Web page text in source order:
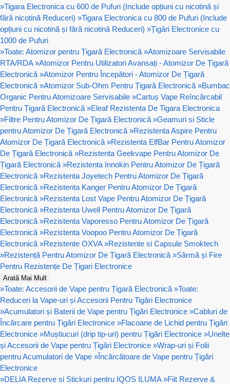
»Tigara Electronica cu 600 de Pufuri (Include opțiuni cu nicotină și
fără nicotină Reduceri) »Tigara Electronica cu 800 de Pufuri (Include
opțiuni cu nicotină și fără nicotină Reduceri) »Țigări Electronice cu
1000 de Pufuri
»Toate: Atomizor pentru Țigară Electronică »Atomizoare Servisabile
RTA/RDA »Atomizor Pentru Utilizatori Avansați - Atomizor De Țigară
Electronică »Atomizor Pentru Începători - Atomizor De Țigară
Electronică »Atomizor Sub-Ohm Pentru Țigară Electronică »Bumbac
Organic Pentru Atomizoare Servisabile »Cartuș Vape Reîncărcabil
Pentru Țigară Electronică »Eleaf Rezistenta De Tigara Electronica
»Filtre Pentru Atomizor De Țigară Electronică »Geamuri si Sticle
pentru Atomizor De Țigară Electronică »Rezistenta Aspire Pentru
Atomizor De Țigară Electronică »Rezistenta ElfBar Pentru Atomizor
De Țigară Electronică »Rezistenta Geekvape Pentru Atomizor De
Țigară Electronică »Rezistenta Innokin Pentru Atomizor De Țigară
Electronică »Rezistenta Joyetech Pentru Atomizor De Țigară
Electronică »Rezistenta Kanger Pentru Atomizor De Țigară
Electronică »Rezistenta Lost Vape Pentru Atomizor De Țigară
Electronică »Rezistenta Uwell Pentru Atomizor De Țigară
Electronică »Rezistenta Vaporesso Pentru Atomizor De Țigară
Electronică »Rezistenta Voopoo Pentru Atomizor De Țigară
Electronică »Rezistente OXVA »Rezistente si Capsule Smoktech
»Rezistență Pentru Atomizor De Țigară Electronică »Sârmă și Fire
Pentru Rezistențe De Țigari Electronice
Arată Mai Mult
»Toate: Accesorii de Vape pentru Țigară Electronică »Toate:
Reduceri la Vape-uri și Accesorii Pentru Tigări Electronice
»Acumulatori și Baterii de Vape pentru Țigări Electronice »Cabluri de
Încărcare pentru Țigări Electronice »Flacoane de Lichid pentru Țigări
Electronice »Muștiucuri (drip tip-uri) pentru Țigări Electronice »Unelte
și Accesorii de Vape pentru Țigări Electronice »Wrap-uri și Folii
pentru Acumulatori de Vape »Încărcătoare de Vape pentru Țigări
Electronice
»DELIA Rezerve si Stickuri pentru IQOS ILUMA »Fiit Rezerve &